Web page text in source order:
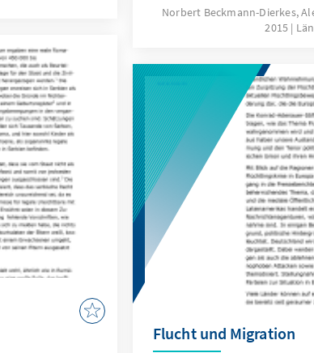
Premierminister
2015 bei der
Rahmen des serbischen
Öffentlichkeit.
Norbert Beckmann-Dierkes,
2015
Flucht und Migration